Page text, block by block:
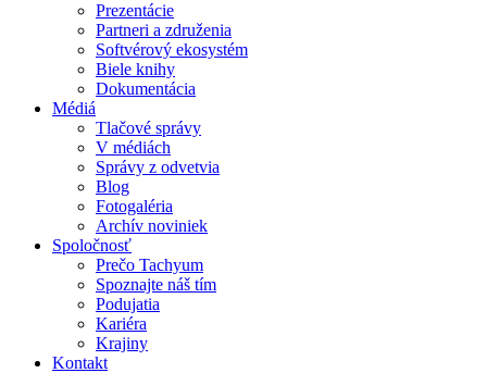
Prezentácie
Partneri a združenia
Softvérový ekosystém
Biele knihy
Dokumentácia
Médiá
Tlačové správy
V médiách
Správy z odvetvia
Blog
Fotogaléria
Archív noviniek
Spoločnosť
Prečo Tachyum
Spoznajte náš tím
Podujatia
Kariéra
Krajiny
Kontakt